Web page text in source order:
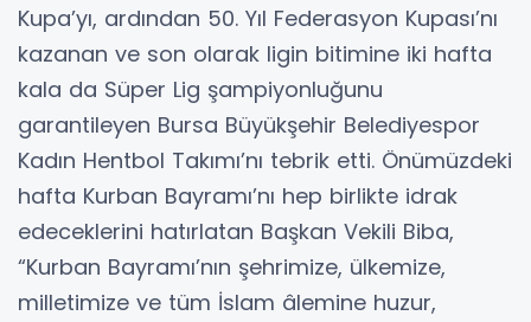
Kupa’yı, ardından 50. Yıl Federasyon Kupası’nı
kazanan ve son olarak ligin bitimine iki hafta
kala da Süper Lig şampiyonluğunu
garantileyen Bursa Büyükşehir Belediyespor
Kadın Hentbol Takımı’nı tebrik etti. Önümüzdeki
hafta Kurban Bayramı’nı hep birlikte idrak
edeceklerini hatırlatan Başkan Vekili Biba,
“Kurban Bayramı’nın şehrimize, ülkemize,
milletimize ve tüm İslam âlemine huzur,